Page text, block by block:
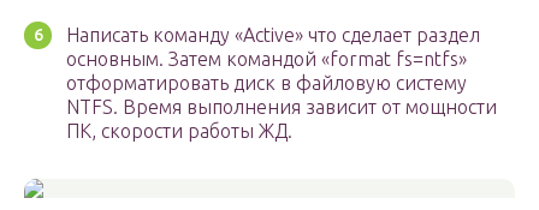
Написать команду «Active» что сделает раздел
основным. Затем командой «format fs=ntfs»
отформатировать диск в файловую систему
NTFS. Время выполнения зависит от мощности
ПК, скорости работы ЖД.